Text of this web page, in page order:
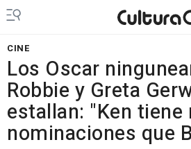
CINE
Los Oscar
Robbie y Greta
estallan: "Ken tiene
nominaciones que